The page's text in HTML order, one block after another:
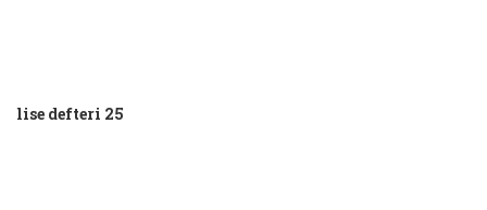
lise defteri 25